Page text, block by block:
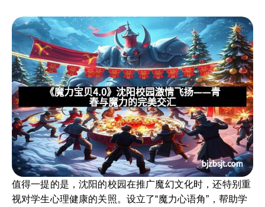
值得一提的是，沈阳的校园在推广魔幻文化时，还特别重
视对学生心理健康的关照。设立了“魔力心语角”，帮助学